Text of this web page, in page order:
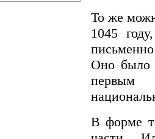
То же
1045
Оно было
первым
В форме